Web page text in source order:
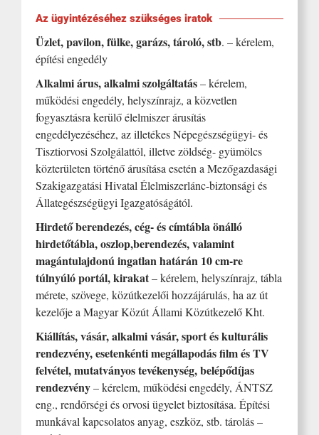
Az ügyintézéséhez szükséges iratok
Üzlet, pavilon, fülke, garázs, tároló, stb. – kérelem,
építési engedély
Alkalmi árus, alkalmi szolgáltatás– kérelem,
működési engedély, helyszínrajz, a közvetlen
fogyasztásra kerülő élelmiszer árusítás
engedélyezéséhez, az illetékes Népegészségügyi- és
Tisztiorvosi Szolgálattól, illetve zöldség- gyümölcs
közterületen történő árusítása esetén a Mezőgazdasági
Szakigazgatási Hivatal Élelmiszerlánc-biztonsági és
Állategészségügyi Igazgatóságától.
Hirdető berendezés, cég- és címtábla önálló
hirdetőtábla, oszlop,berendezés, valamint
magántulajdonú ingatlan határán 10 cm-re
túlnyúló portál, kirakat– kérelem, helyszínrajz, tábla
mérete, szövege, közútkezelői hozzájárulás, ha az út
kezelője a Magyar Közút Állami Közútkezelő Kht.
Kiállítás, vásár, alkalmi vásár, sport és kulturális
rendezvény, esetenkénti megállapodás film és TV
felvétel, mutatványos tevékenység, belépődíjas
rendezvény– kérelem, működési engedély, ÁNTSZ
eng., rendőrségi és orvosi ügyelet biztosítása. Építési
munkával kapcsolatos anyag, eszköz, stb. tárolás –